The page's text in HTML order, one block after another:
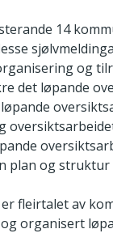
14
og
det løpande
plan og
fleirtalet av
organisert